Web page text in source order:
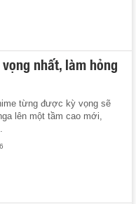
nhất, làm hỏng
từng được kỳ vọng sẽ
lên một tầm cao mới,